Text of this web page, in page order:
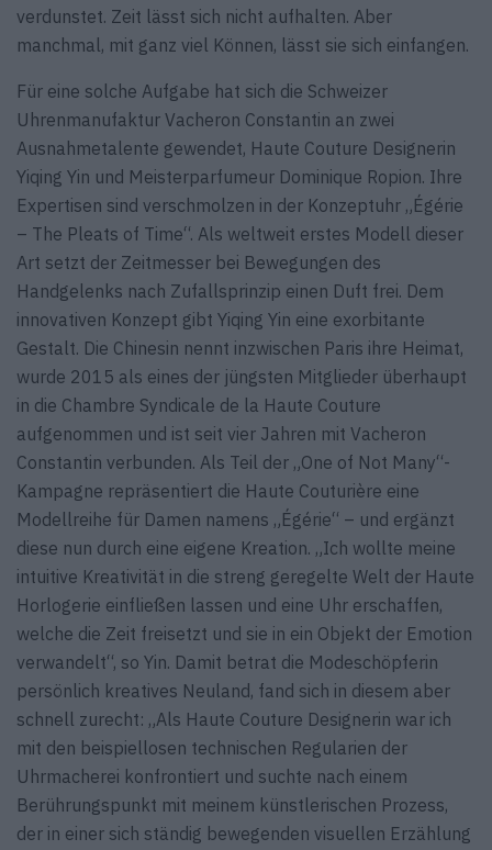
verdunstet. Zeit lässt sich nicht aufhalten. Aber
manchmal, mit ganz viel Können, lässt sie sich einfangen.
Für eine solche Aufgabe hat sich die Schweizer
Uhrenmanufaktur Vacheron Constantin an zwei
Ausnahmetalente gewendet, Haute Couture Designerin
Yiqing Yin und Meisterparfumeur Dominique Ropion. Ihre
Expertisen sind verschmolzen in der Konzeptuhr „Égérie
– The Pleats of Time“. Als weltweit erstes Modell dieser
Art setzt der Zeitmesser bei Bewegungen des
Handgelenks nach Zufallsprinzip einen Duft frei. Dem
innovativen Konzept gibt Yiqing Yin eine exorbitante
Gestalt. Die Chinesin nennt inzwischen Paris ihre Heimat,
wurde 2015 als eines der jüngsten Mitglieder überhaupt
in die Chambre Syndicale de la Haute Couture
aufgenommen und ist seit vier Jahren mit Vacheron
Constantin verbunden. Als Teil der „One of Not Many“-
Kampagne repräsentiert die Haute Couturière eine
Modellreihe für Damen namens „Égérie“ – und ergänzt
diese nun durch eine eigene Kreation. „Ich wollte meine
intuitive Kreativität in die streng geregelte Welt der Haute
Horlogerie einfließen lassen und eine Uhr erschaffen,
welche die Zeit freisetzt und sie in ein Objekt der Emotion
verwandelt“, so Yin. Damit betrat die Modeschöpferin
persönlich kreatives Neuland, fand sich in diesem aber
schnell zurecht: „Als Haute Couture Designerin war ich
mit den beispiellosen technischen Regularien der
Uhrmacherei konfrontiert und suchte nach einem
Berührungspunkt mit meinem künstlerischen Prozess,
der in einer sich ständig bewegenden visuellen Erzählung